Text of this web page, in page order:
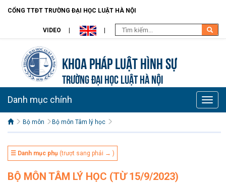
CỔNG TTĐT TRƯỜNG ĐẠI HỌC LUẬT HÀ NỘI
VIDEO
Khoa pháp luật Hình sự
TRƯỜNG ĐẠI HỌC LUẬT HÀ NỘI
Toggle
Danh mục chính
Bộ môn Bộ môn Tâm lý học
☰ Danh mục phụ (trượt sang phải → )
BỘ MÔN TÂM LÝ HỌC (TỪ 15/9/2023)